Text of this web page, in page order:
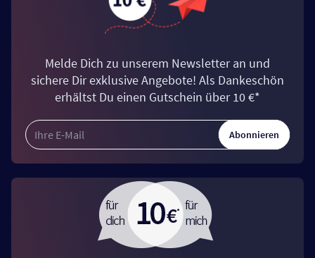
Melde Dich zu unserem Newsletter an und
sichere Dir exklusive Angebote! Als Dankeschön
erhältst Du einen Gutschein über 10 €*
Abonnieren